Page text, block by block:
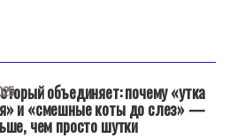
объединяет: почему «утка
и «смешные коты до слез» —
чем просто шутки